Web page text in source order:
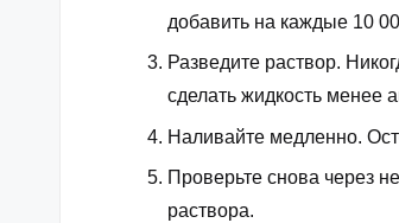
добавить на каждые 10
Разведите раствор.
сделать жидкость менее
Наливайте медленно.
Проверьте снова через
раствора.